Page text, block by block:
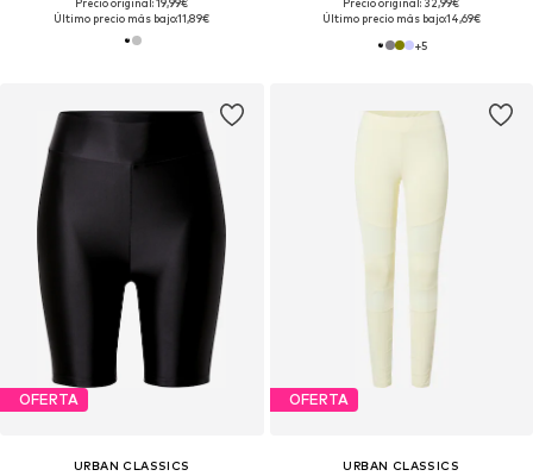
Precio original: 19,99€
Último precio más bajo:11,89€
Precio original: 32,99€
Último precio más bajo:14,69€
+5
OFERTA
URBAN CLASSICS
OFERTA
URBAN CLASSICS